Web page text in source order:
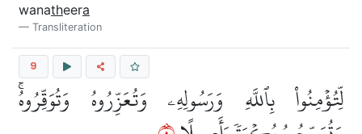
wanatheera
Transliteration
9
لِّتُؤۡمِنُواْ بِٱللَّهِ وَرَسُولِهِۦ وَتُعَزِّرُوهُ وَتُوَقِّرُوهُۚ